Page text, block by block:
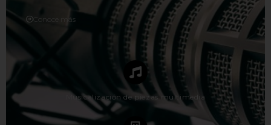
Conoce más
Musicalización de piezas multimedia